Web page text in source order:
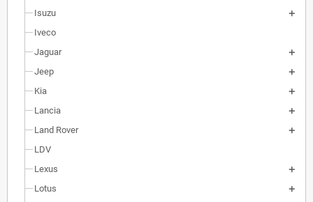
Isuzu
Iveco
Jaguar
Jeep
Kia
Lancia
Land Rover
LDV
Lexus
Lotus